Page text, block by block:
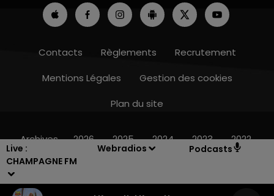
Live :
CHAMPAGNE FM
Webradios Podcasts
Contacts Règlements
Recrutement
Mentions Légales
Gestion des cookies
Plan du site
Archives 2026 2025 2024 2023 2022